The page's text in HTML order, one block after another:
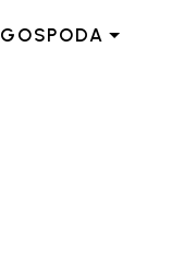
GOSPODA